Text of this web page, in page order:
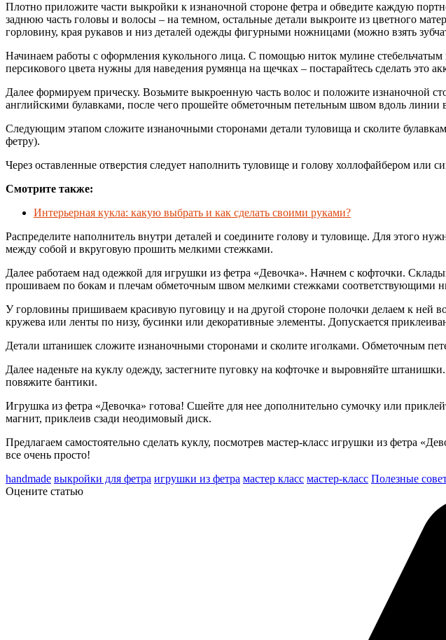
Плотно приложите части выкройки к изнаночной стороне фетра и обведите каждую
заднюю часть головы и волосы – на темном, остальные детали выкроите из цветного
горловину, края рукавов и низ деталей одежды фигурными ножницами (можно взять
Начинаем работы с оформления кукольного лица. С помощью ниток мулине
персикового цвета нужны для наведения румянца на щечках – постарайтесь сделать это
Далее формируем прическу. Возьмите выкроенную часть волос и положите изнаночной
английскими булавками, после чего прошейте обметочным петельным швом вдоль линии
Следующим этапом сложите изнаночными сторонами детали туловища и сколите
фетру).
Через оставленные отверстия следует наполнить туловище и голову холлофайбером или
Смотрите также:
Интерьерная кукла: какую выбрать и как сделать своими руками?
Распределите наполнитель внутри деталей и соедините голову и туловище. Для этого
между собой и вкруговую прошить мелкими стежками.
Далее работаем над одежкой для игрушки из фетра «Девочка». Начнем с кофточки.
прошиваем по бокам и плечам обметочным швом мелкими стежками соответствующими
У горловины пришиваем красивую пуговицу и на другой стороне полочки делаем к ней
кружева или ленты по низу, бусинки или декоративные элементы. Допускается
Детали штанишек сложите изнаночными сторонами и сколите иголками. Обметочным
Далее наденьте на куклу одежду, застегните пуговку на кофточке и выровняйте
повяжите бантики.
Игрушка из фетра «Девочка» готова! Сшейте для нее дополнительно сумочку или
магнит, приклеив сзади неодимовый диск.
Предлагаем самостоятельно сделать куклу, посмотрев мастер-класс игрушки из фетра
все очень просто!
handmade выкройки для фетра игрушки из фетра мастер класс мастер-класс Полезные
Оцените статью